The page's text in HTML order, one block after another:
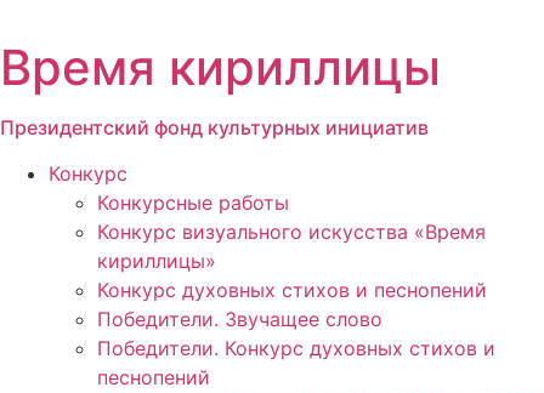
содержимому
Время кириллицы
Президентский фонд культурных инициатив
Конкурс
Конкурсные работы
Конкурс визуального искусства «Время
кириллицы»
Конкурс духовных стихов и песнопений
Победители. Звучащее слово
Победители. Конкурс духовных стихов и
песнопений